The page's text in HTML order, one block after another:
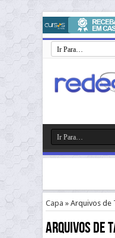
Capa » Arquivos de
Arquivos de